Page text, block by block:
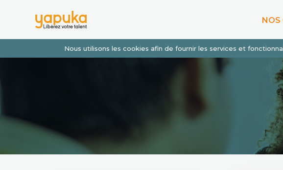
Nous utilisons les cookies afin de fournir les services et
NOS